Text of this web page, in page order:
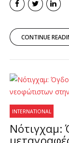
CONTINUE
INTERNATIONAL
Νότιγχαμ: